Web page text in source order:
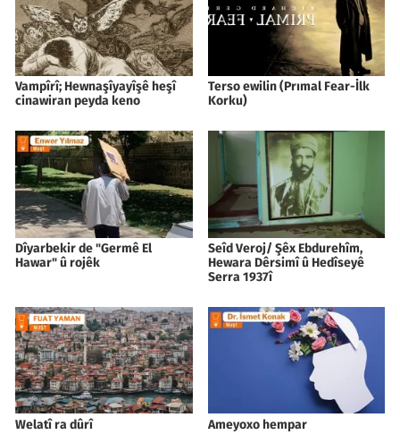
Vampîrî; Hewnaşîyayîşê heşî
cinawiran peyda keno
Terso ewilin (Prımal Fear-İlk
Korku)
Dîyarbekir de "Germê El
Hawar" û rojêk
Seîd Veroj/ Şêx Ebdurehîm,
Hewara Dêrsimî û Hedîseyê
Serra 1937î
Welatî ra dûrî Ameyoxo hempar